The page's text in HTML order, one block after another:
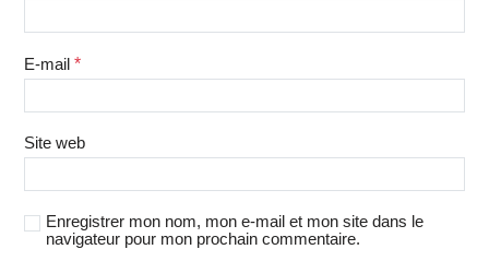
E-mail *
Site web
Enregistrer mon nom, mon e-mail et mon site dans le
navigateur pour mon prochain commentaire.